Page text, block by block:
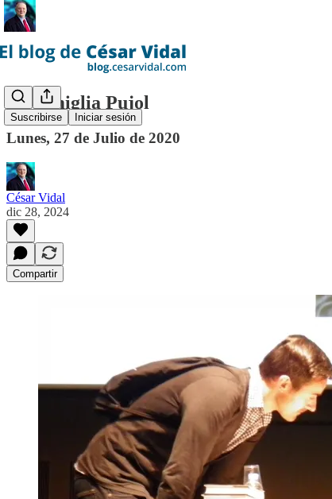
Suscribirse Iniciar sesión
La famiglia Pujol
Lunes, 27 de Julio de 2020
César Vidal
dic 28, 2024
Compartir